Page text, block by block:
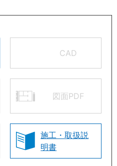
CAD
図面PDF
施工・取扱説
明書